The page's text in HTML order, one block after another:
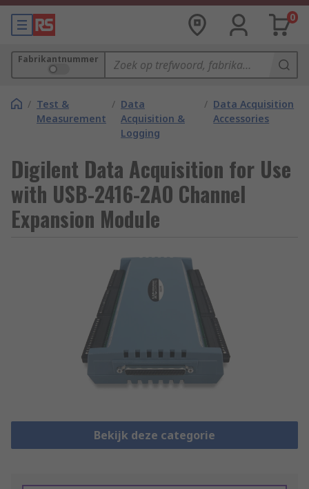
0
Fabrikantnummer
/ Test &
Measurement
/ Data
Acquisition &
Logging
/ Data Acquisition
Accessories
Digilent Data Acquisition for Use
with USB-2416-2AO Channel
Expansion Module
Bekijk deze categorie